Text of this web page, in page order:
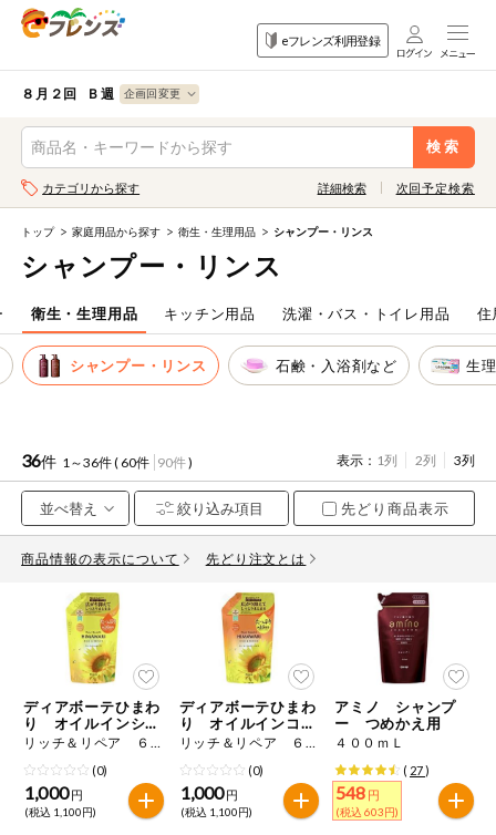
eフレンズ利用登録
ログイン
生協加入はこちら
登録から開始まで
注文番号注文
お気に入り注文
注文履歴注文
WEBカタログ
先着限定から探す
人気カテゴリ
食品から探す
８月２回 Ｂ週
検索
食品
から探す
目的
から探す
果物
野菜
肉・ハム・ソ
ーセージ
魚介・加工品
米・雑穀など
パン・ジャム
豆腐・納豆・
こんにゃく
冷蔵おかず
冷凍食品
ミールキット
など
麺類
果物すべて
カテゴリから探す 詳細検索
検索条件を指定してください。全項目に条件を指定しなくて
も検索できます。
キーワード
キーワードをすべて含む
メーカー名
カテゴリ
特価情報
アレルゲン情報
特定原材料と特定原材料に準ずるものが含まれていない商品
を検索できます。
次回予定検索
トップ 家庭用品から探す 衛生・生理用品 シャンプー・リンス
シャンプー・リンス
衛生・生理用品 キッチン用品 洗濯・バス・トイレ用品 住
シャンプー・リンス 石鹸・入浴剤など 生
36件 1～36件 ( 60件 90件) 表示： 1列 2列 3列
先どり商品表示
商品情報の表示について 先どり注文とは
ディアボーテひまわ
り オイルインシャ
ンプー 詰替用
リッチ＆リペア ６６０ｍＬ
(0)
1,000 円
(税込 1,100円)
ディアボーテひまわ
り オイルインコン
ディショナー 詰替 リッチ＆リペア ６６０ｇ
(0)
1,000 円
(税込 1,100円)
アミノ シャンプ
ー つめかえ用
４００ｍＬ
( 27)
548 円
(税込 603円)